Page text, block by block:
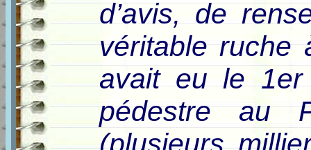
d’avis, de
véritable ruche
avait eu le 1er
pédestre au
(plusieurs